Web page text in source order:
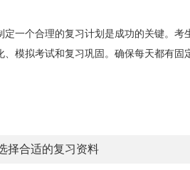
定一个合理的复习计划是成功的关键。
、模拟考试和复习巩固。确保每天都有固
择合适的复习资料